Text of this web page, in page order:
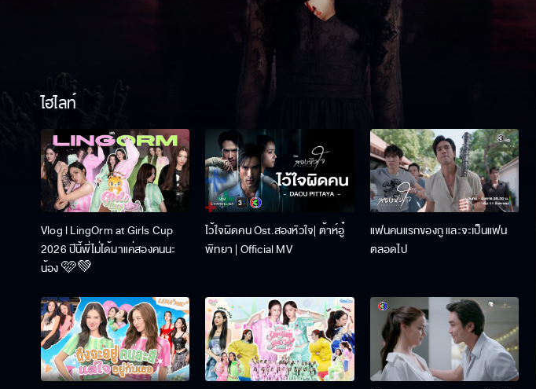
ไฮไลท์
Vlog l LingOrm at Girls Cup
2026 ปีนี้พี่ไม่ได้มาแค่สองคนนะ
น้อง 🩷💚
ไว้ใจผิดคน Ost.สองหัวใจ| ต้าห์อู๋
พิทยา | Official MV
แฟนคนแรกของกู และจะเป็นแฟน
ตลอดไป